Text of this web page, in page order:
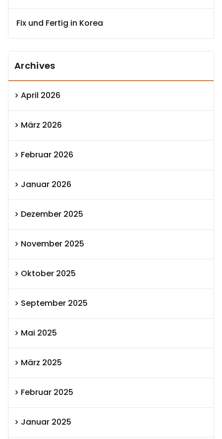
Fix und Fertig in Korea
Archives
April 2026
März 2026
Februar 2026
Januar 2026
Dezember 2025
November 2025
Oktober 2025
September 2025
Mai 2025
März 2025
Februar 2025
Januar 2025